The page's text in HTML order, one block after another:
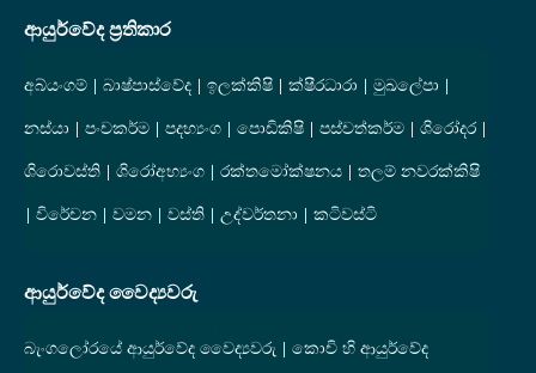
ආයුර්වේද ප්‍රතිකාර
අබ්යංගම් බාෂ්පාස්වේද ඉලක්කිෂි ක්ෂීරධාරා
මුඛලේපා
නස්යා
පංචකර්ම පදභ්‍යංග පොඩිකිෂි පස්චත්කර්ම
ශිරෝදර
ශිරොවස්ති
ශිරෝඅභ්‍යංග රක්තමෝක්ෂනය
තලම් නවරක්කිෂි
විරේචන
වමන වස්ති උද්වර්තනා කටිවස්ටි
ආයුර්වේද වෛද්‍යවරු
බැංගලෝරයේ ආයුර්වේද වෛද්‍යවරු
කොචි හි ආයුර්වේද